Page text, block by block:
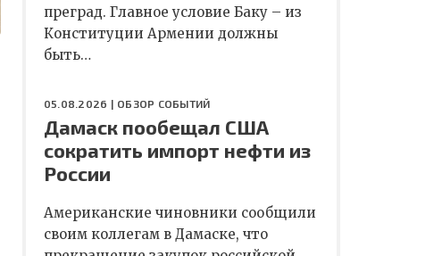
преград. Главное условие Баку – из
Конституции Армении должны
быть…
05.08.2026 | ОБЗОР СОБЫТИЙ
Дамаск пообещал США
сократить импорт нефти из
России
Американские чиновники сообщили
своим коллегам в Дамаске, что